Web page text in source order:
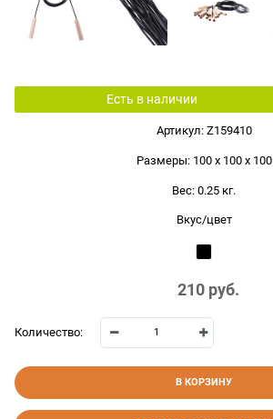
Есть в наличии
Артикул: Z159410
Размеры: 100 x 100 x 100
Вес: 0.25 кг.
Вкус/цвет
210 руб.
Количество:
В КОРЗИНУ